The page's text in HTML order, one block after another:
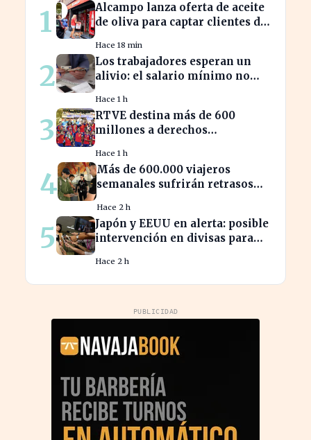
1
Alcampo lanza oferta de aceite
de oliva para captar clientes de
Hace 18 min
2
Los trabajadores esperan un
alivio: el salario mínimo no
Hace 1 h
3
RTVE destina más de 600
millones a derechos
programación futura
Hace 1 h
4
Más de 600.000 viajeros
semanales sufrirán retrasos
Italia
Hace 2 h
5
Japón y EEUU en alerta: posible
intervención en divisas para
Hace 2 h
PUBLICIDAD